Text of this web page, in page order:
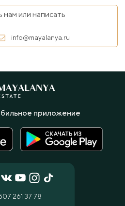
или написать
info@mayalanya.ru
261 37 78
приложение